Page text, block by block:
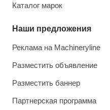
Каталог марок
Наши предложения
Реклама на Machineryline
Разместить объявление
Разместить баннер
Партнерская программа